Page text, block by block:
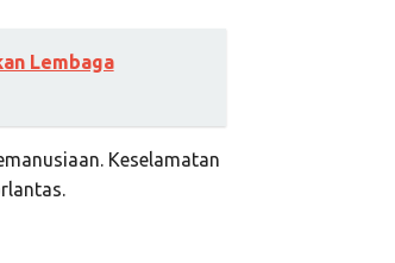
Lembaga
Keselamatan